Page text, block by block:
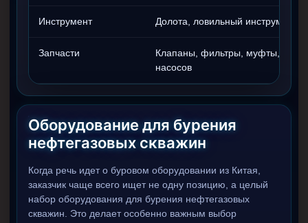
Головки цементировочные универсальные
скважин УЭЦС
Турбулизаторы типа ЦТ
Разъединители резьбовые РР
Переводники
Кольца ограничительные ПЦ и ЦЦ
Клапаны обратные
Краны шаровые и пробковые
Муфты ступенчатого цементирования
Инструмент Долота, ловильный инструмент,
Запчасти
Клапаны, фильтры, муфты,
насосов
Оборудование для бурения
нефтегазовых скважин
Когда речь идет о буровом оборудовании из Китая,
заказчик чаще всего ищет не одну позицию, а целый
набор оборудования для бурения нефтегазовых
скважин. Это делает особенно важным выбор